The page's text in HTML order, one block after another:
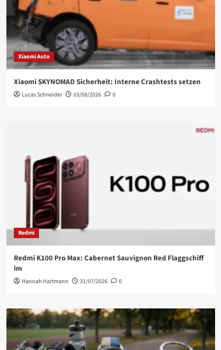
Xiaomi Auto
Xiaomi SKYNOMAD Sicherheit: Interne Crashtests setzen
Lucas Schneider 03/08/2026 0
Redmi
Redmi K100 Pro Max: Cabernet Sauvignon Red Flaggschiff
im
Hannah Hartmann 31/07/2026 0